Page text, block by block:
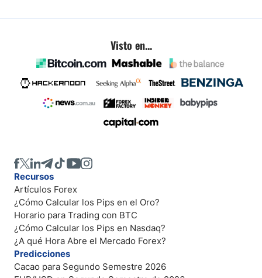
Visto en...
Recursos
Artículos Forex
¿Cómo Calcular los Pips en el Oro?
Horario para Trading con BTC
¿Cómo Calcular los Pips en Nasdaq?
¿A qué Hora Abre el Mercado Forex?
Predicciones
Cacao para Segundo Semestre 2026